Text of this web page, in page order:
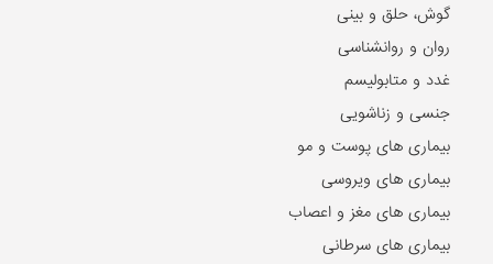
گوش، حلق و بینی
روان و روانشناسی
غدد و متابولیسم
جنسی و زناشویی
بیماری های پوست و مو
بیماری های ویروسی
بیماری های مغز و اعصاب
بیماری های سرطانی